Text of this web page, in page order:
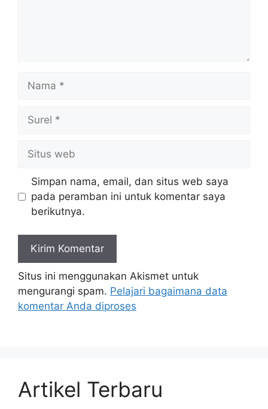
Nama
Surel
Situs
web
Simpan nama, email, dan situs web saya
pada peramban ini untuk komentar saya
berikutnya.
Situs ini menggunakan Akismet untuk
mengurangi spam. Pelajari bagaimana data
komentar Anda diproses
Artikel Terbaru